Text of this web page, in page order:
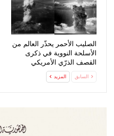
الصليب الأحمر يحذّر العالم من
الأسلحة النووية في ذكرى
القصف الذرّي الأمريكي
لهيروشيما
السابق المزيد